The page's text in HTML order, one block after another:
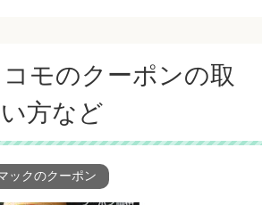
モのクーポンの取
方など
ックのクーポン